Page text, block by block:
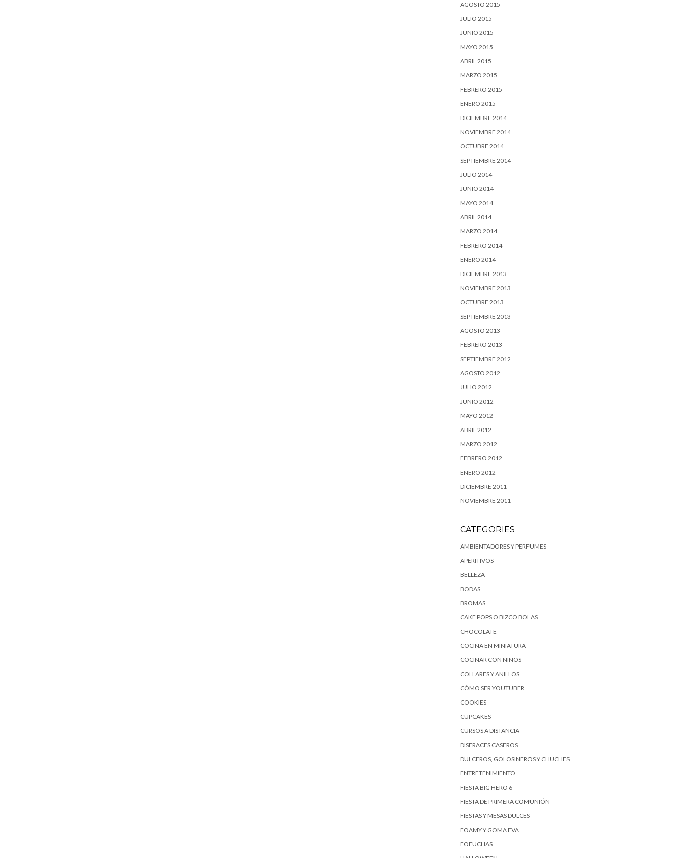
AGOSTO 2015
JULIO 2015
JUNIO 2015
MAYO 2015
ABRIL 2015
MARZO 2015
FEBRERO 2015
ENERO 2015
DICIEMBRE 2014
NOVIEMBRE 2014
OCTUBRE 2014
SEPTIEMBRE 2014
JULIO 2014
JUNIO 2014
MAYO 2014
ABRIL 2014
MARZO 2014
FEBRERO 2014
ENERO 2014
DICIEMBRE 2013
NOVIEMBRE 2013
OCTUBRE 2013
SEPTIEMBRE 2013
AGOSTO 2013
FEBRERO 2013
SEPTIEMBRE 2012
AGOSTO 2012
JULIO 2012
JUNIO 2012
MAYO 2012
ABRIL 2012
MARZO 2012
FEBRERO 2012
ENERO 2012
DICIEMBRE 2011
NOVIEMBRE 2011
CATEGORIES
AMBIENTADORES Y PERFUMES
APERITIVOS
BELLEZA
BODAS
BROMAS
CAKE POPS O BIZCO BOLAS
CHOCOLATE
COCINA EN MINIATURA
COCINAR CON NIÑOS
COLLARES Y ANILLOS
CÓMO SER YOUTUBER
COOKIES
CUPCAKES
CURSOS A DISTANCIA
DISFRACES CASEROS
DULCEROS, GOLOSINEROS Y CHUCHES
ENTRETENIMIENTO
FIESTA BIG HERO 6
FIESTA DE PRIMERA COMUNIÓN
FIESTAS Y MESAS DULCES
FOAMY Y GOMA EVA
FOFUCHAS